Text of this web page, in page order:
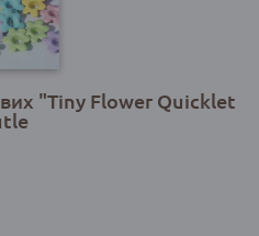
"Tiny Flower Quicklet